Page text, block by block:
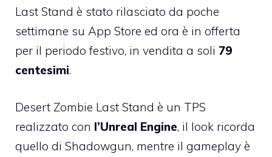
Last Stand è stato rilasciato da poche
settimane su App Store ed ora è in offerta
per il periodo festivo, in vendita a soli 79
centesimi.
Desert Zombie Last Stand è un TPS
realizzato con l’Unreal Engine, il look ricorda
quello di Shadowgun, mentre il gameplay è